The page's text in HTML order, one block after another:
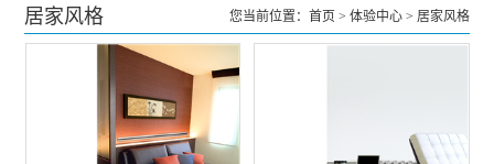
您当前位置： 首页> 体验中心> 居家风格
居家风格